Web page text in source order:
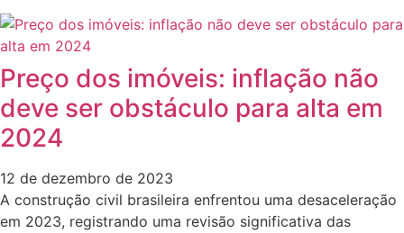
Preço dos imóveis: inflação não
deve ser obstáculo para alta em
2024
12 de dezembro de 2023
A construção civil brasileira enfrentou uma desaceleração
em 2023, registrando uma revisão significativa das